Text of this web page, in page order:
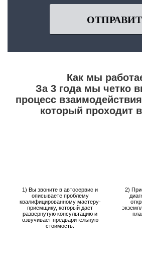
Как мы
За 3 года мы четко
процесс
который проходит
1) Вы звоните в автосервис и
описываете проблему
квалифицированному мастеру-
приемщику, который дает
развернутую консультацию и
озвучивает предварительную
стоимость.
2)